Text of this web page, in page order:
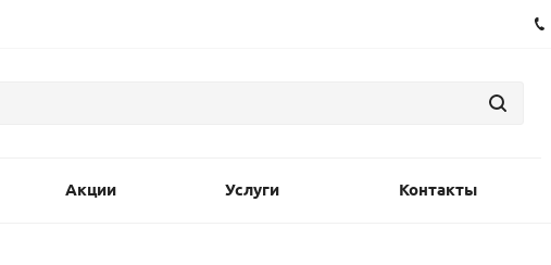
Акции Услуги Контакты